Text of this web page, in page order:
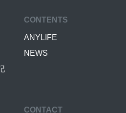
CONTENTS
ANYLIFE
NEWS
CONTACT